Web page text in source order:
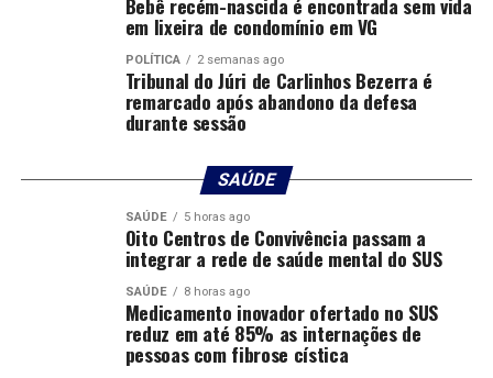
demais órgãos envolvidos.
“A questão arbitral, quanto ao percentual de 11,93% já
foi decidida, mas os processos judiciais seguem em
andamento e estão sendo debatidos nessa mesa técnica
A administração municipal sustenta que continuará
adotando todas as medidas cabíveis para defender os
interesses da população e buscar alternativas para
evitar o impacto do reajuste nas contas de água e
em lixeira de condomínio em VG
POLÍTICA 2 semanas ago
Tribunal do Júri de Carlinhos Bezerra é
remarcado após abandono da defesa
durante sessão
SAÚDE
SAÚDE 5 horas ago
Oito Centros de Convivência passam a
integrar a rede de saúde mental do SUS
SAÚDE 8 horas ago
Medicamento inovador ofertado no SUS
reduz em até 85% as internações de
pessoas com fibrose cística